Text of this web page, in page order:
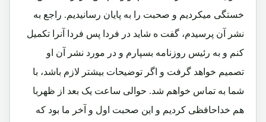
خستگی میکردیم و صحبت را به پایان رسانیدیم. راجع به
نشر آن پرسیدم، گفت ه شاید در فردا پس فردا آنرا تکمیل
کنم و به رئیس روزنامه بسپارم و در مورد نشر آن او
تصمیم خواهد گرفت و اگر توضیحات بیشتر لازم باشد، با
شما به تماس خواهم شد. حوالی ساعت یک بعد از ظهربا
هم خداحافظی کردیم و این صحبت اول و آخر ما بود که